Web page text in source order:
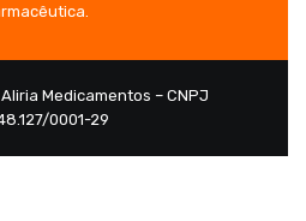
Medicamentos – CNPJ
0001-29